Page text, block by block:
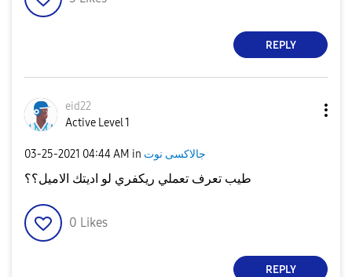
REPLY
eid22
Active Level 1
‎03-25-2021 04:44 AM in جالاكسى نوت
طيب تعرف تعملي ريكفري لو اديتك الاميل؟؟
0 Likes
REPLY